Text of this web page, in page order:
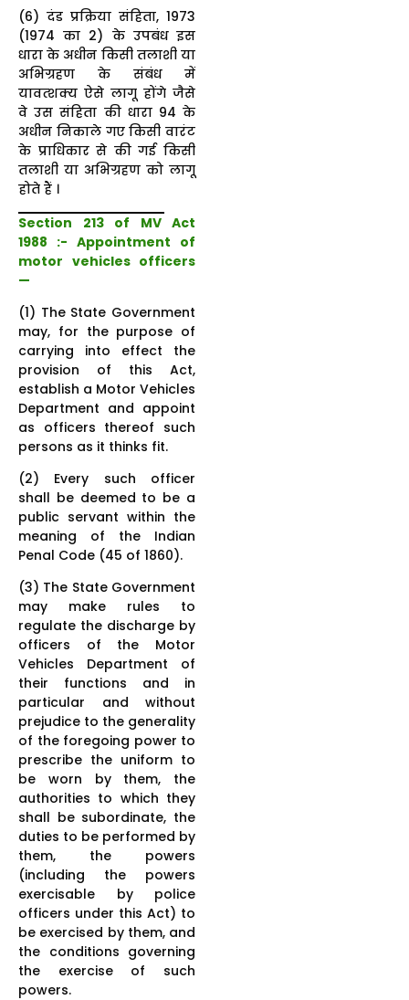
(6) दंड प्रक्रिया संहिता, 1973
(1974 का 2) के उपबंध इस
धारा के अधीन किसी तलाशी या
अभिग्रहण के संबंध में
यावत्शक्य ऐसे लागू होंगे जैसे
वे उस संहिता की धारा 94 के
अधीन निकाले गए किसी वारंट
के प्राधिकार से की गई किसी
तलाशी या अभिग्रहण को लागू
होते हैं ।
Section 213 of MV Act
1988 :- Appointment of
motor vehicles officers
—
(1) The State Government
may, for the purpose of
carrying into effect the
provision of this Act,
establish a Motor Vehicles
Department and appoint
as officers thereof such
persons as it thinks fit.
(2) Every such officer
shall be deemed to be a
public servant within the
meaning of the Indian
Penal Code (45 of 1860).
(3) The State Government
may make rules to
regulate the discharge by
officers of the Motor
Vehicles Department of
their functions and in
particular and without
prejudice to the generality
of the foregoing power to
prescribe the uniform to
be worn by them, the
authorities to which they
shall be subordinate, the
duties to be performed by
them, the powers
(including the powers
exercisable by police
officers under this Act) to
be exercised by them, and
the conditions governing
the exercise of such
powers.